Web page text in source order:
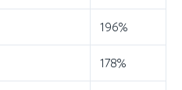
196%
178%